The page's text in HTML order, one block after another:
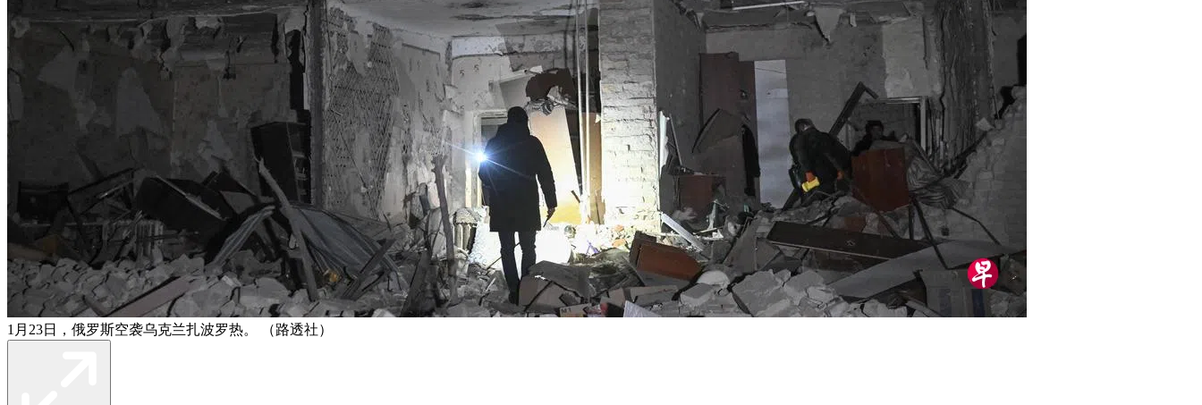
1月23日，俄罗斯空袭乌克兰扎波罗热。 （路透社）